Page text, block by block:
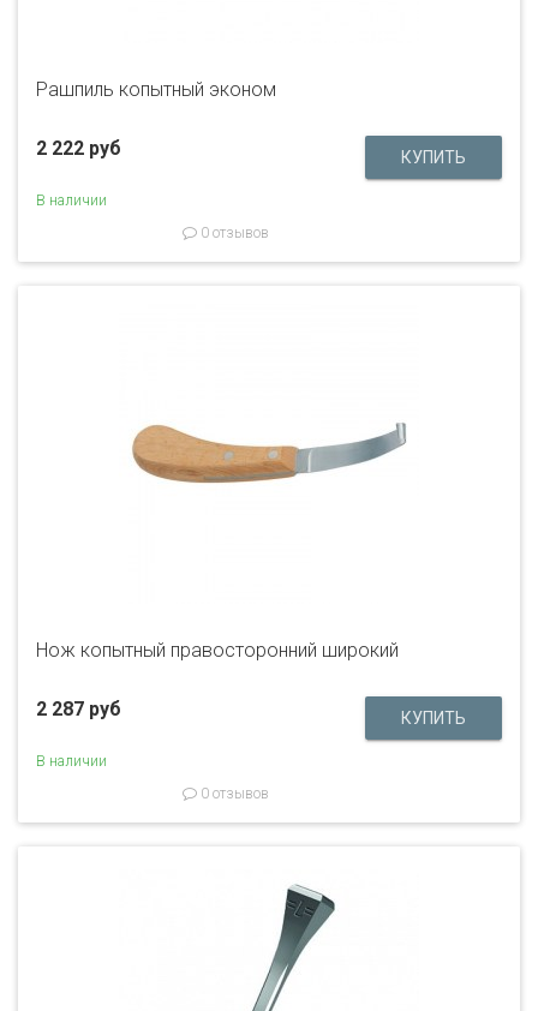
Рашпиль копытный эконом
2 222 руб
В наличии
0 отзывов
Нож копытный правосторонний широкий
2 287 руб
В наличии
0 отзывов